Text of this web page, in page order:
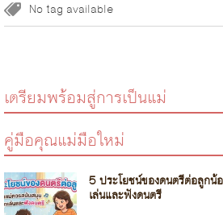
No tag available
เตรียมพร้อมสู่การเป็นแม่
คู่มือคุณแม่มือใหม่
5 ประโยชน์ของดนตรีต่อลูก
เล่นและฟังดนตรี